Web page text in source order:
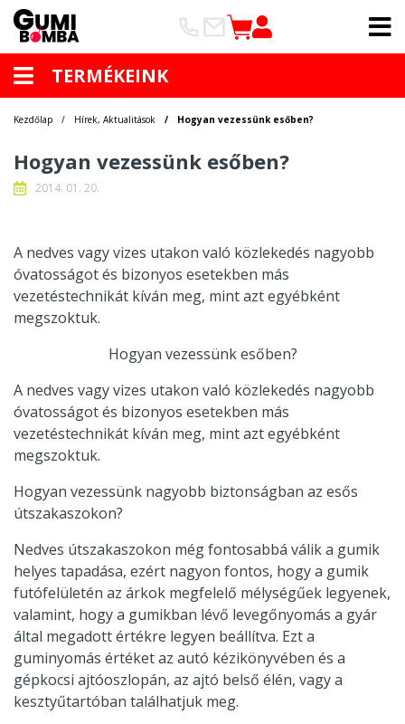
TERMÉKEINK
Kezdőlap Hírek, Aktualitások Hogyan vezessünk esőben?
Hogyan vezessünk esőben?
2014. 01. 20.
A nedves vagy vizes utakon való közlekedés nagyobb
óvatosságot és bizonyos esetekben más
vezetéstechnikát kíván meg, mint azt egyébként
megszoktuk.
Hogyan vezessünk esőben?
A nedves vagy vizes utakon való közlekedés nagyobb
óvatosságot és bizonyos esetekben más
vezetéstechnikát kíván meg, mint azt egyébként
megszoktuk.
Hogyan vezessünk nagyobb biztonságban az esős
útszakaszokon?
Nedves útszakaszokon még fontosabbá válik a gumik
helyes tapadása, ezért nagyon fontos, hogy a gumik
futófelületén az árkok megfelelő mélységűek legyenek,
valamint, hogy a gumikban lévő levegőnyomás a gyár
által megadott értékre legyen beállítva. Ezt a
guminyomás értéket az autó kézikönyvében és a
gépkocsi ajtóoszlopán, az ajtó belső élén, vagy a
kesztyűtartóban találhatjuk meg.